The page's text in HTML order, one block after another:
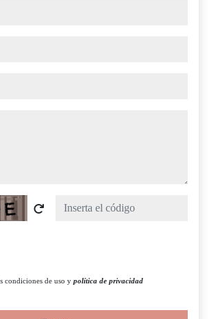
condiciones de uso y política de privacidad